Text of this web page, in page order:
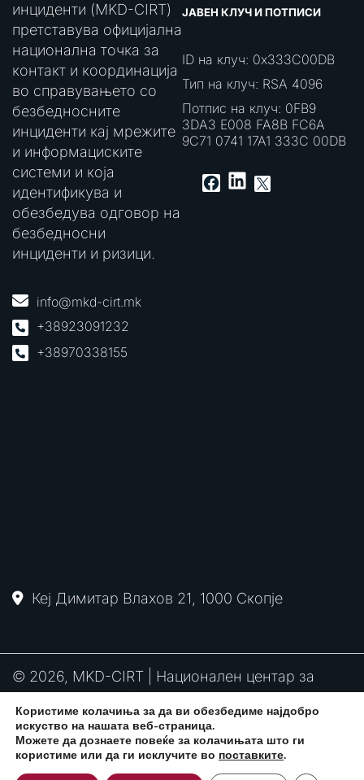
Користиме колачиња за да ви обезбедиме најдобро
искуство на нашата веб-страница.
Можете да дознаете повеќе за колачињата што ги
користиме или да ги исклучите во поставките.
инциденти (MKD-CIRT)
претставува официјална
национална точка за
контакт и координација
во справувањето со
безбедносните
инциденти кај мрежите
и информациските
системи и која
идентификува и
обезбедува одговор на
безбедносни
инциденти и ризици.
info@mkd-cirt.mk
+38923091232
+38970338155
ЈАВЕН КЛУЧ И ПОТПИСИ
ID на клуч: 0x333C00DB
Тип на клуч: RSA 4096
Потпис на клуч: 0FB9
3DA3 E008 FA8B FC6A
9C71 0741 17A1 333C 00DB
Facebook
LinkedIn
X
Кеј Димитар Влахов 21, 1000 Скопје
© 2026, MKD-CIRT | Национален центар за
одговор на компјутерски инциденти
PGP
потпис
RFC2350 Политика за привантост